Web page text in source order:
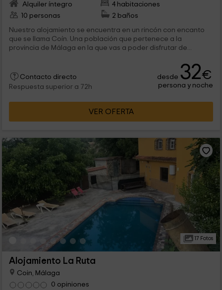
Alquiler íntegro
4 habitaciones
10 personas
2 baños
Nuestro alojamiento se encuentra en un rincón con encanto
que se llama Coín. Una población que pertenece a la
provincia de Málaga en la que vas a poder disfrutar de...
Contacto directo
Respuesta superior a 72h
desde 32€
persona y noche
VER OFERTA
17 Fotos
Alojamiento La Ruta
Coin, Málaga
0 opiniones